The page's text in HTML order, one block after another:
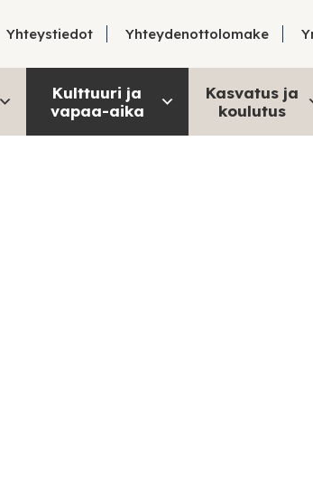
Yhteystiedot Yhteydenottolomake
Kulttuuri ja
vapaa-aika
Kasvatus ja
koulutus